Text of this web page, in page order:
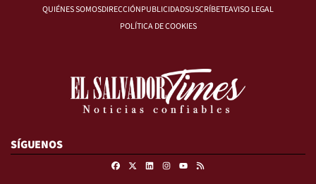
QUIÉNES SOMOSDIRECCIÓNPUBLICIDADSUSCRÍBETEAVISO LEGAL
POLÍTICA DE COOKIES
SÍGUENOS
FacebookLinkedinInstagram